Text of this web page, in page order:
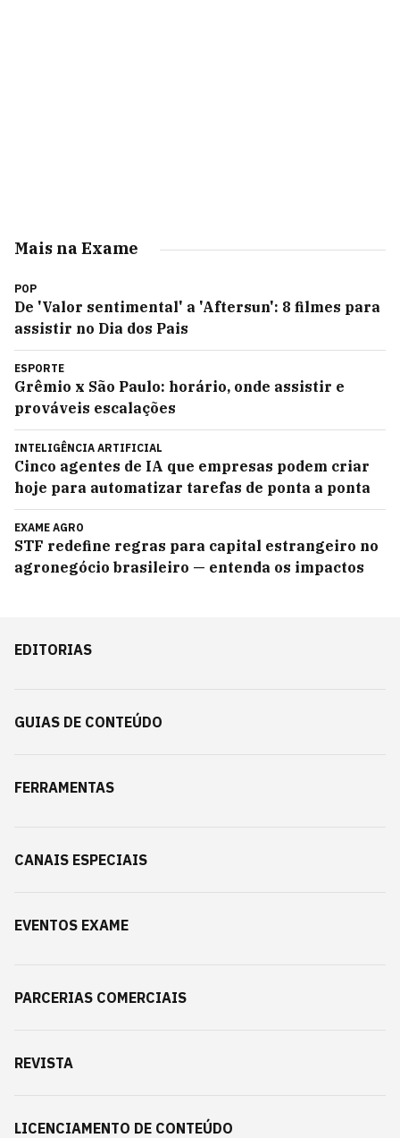
Mais na Exame
POP
De 'Valor sentimental' a 'Aftersun': 8 filmes para
assistir no Dia dos Pais
ESPORTE
Grêmio x São Paulo: horário, onde assistir e
prováveis escalações
INTELIGÊNCIA ARTIFICIAL
Cinco agentes de IA que empresas podem criar
hoje para automatizar tarefas de ponta a ponta
EXAME AGRO
STF redefine regras para capital estrangeiro no
agronegócio brasileiro — entenda os impactos
EDITORIAS
GUIAS DE CONTEÚDO
FERRAMENTAS
CANAIS ESPECIAIS
EVENTOS EXAME
PARCERIAS COMERCIAIS
REVISTA
LICENCIAMENTO DE CONTEÚDO